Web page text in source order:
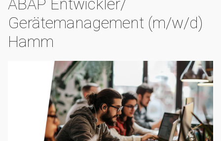
ABAP Entwickler/
Gerätemanagement (m/w/d)
Hamm